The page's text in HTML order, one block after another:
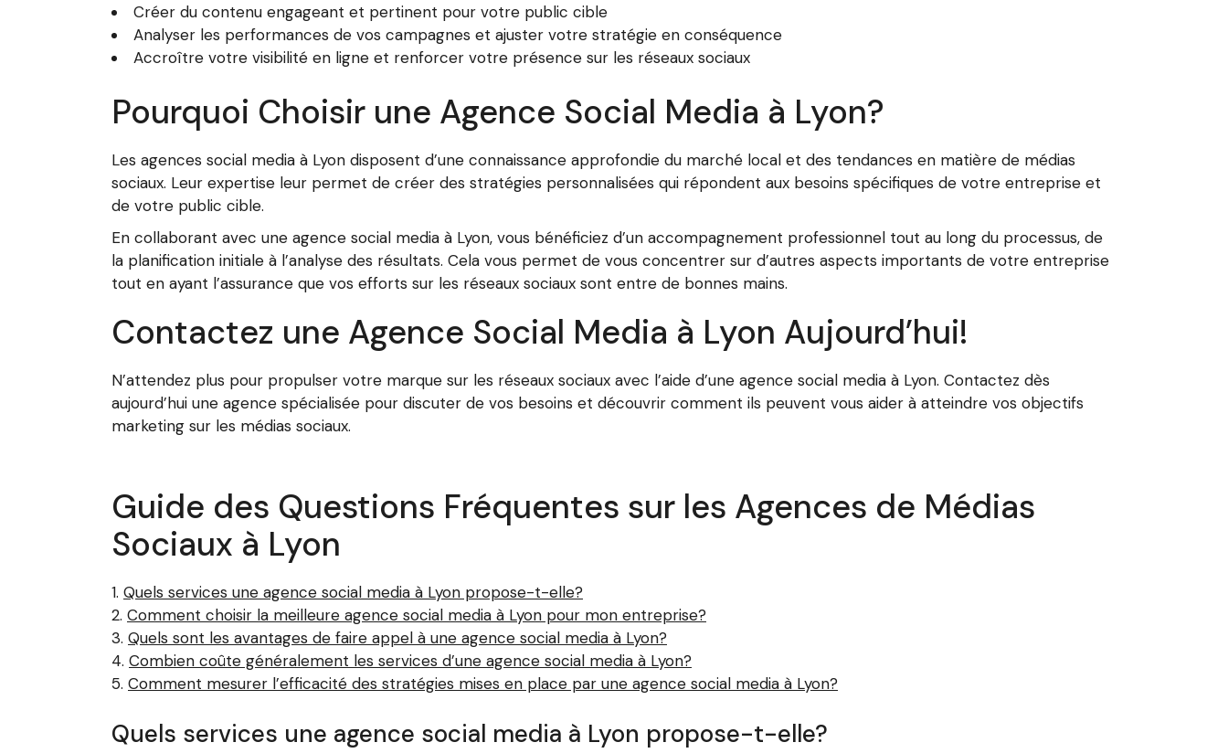
Créer du contenu engageant et pertinent pour votre public cible
Analyser les performances de vos campagnes et ajuster votre stratégie en conséquence
Accroître votre visibilité en ligne et renforcer votre présence sur les réseaux sociaux
Pourquoi Choisir une Agence Social Media à Lyon?
Les agences social media à Lyon disposent d’une connaissance approfondie du marché local et des tendances en matière de médias
sociaux. Leur expertise leur permet de créer des stratégies personnalisées qui répondent aux besoins spécifiques de votre entreprise et
de votre public cible.
En collaborant avec une agence social media à Lyon, vous bénéficiez d’un accompagnement professionnel tout au long du processus, de
la planification initiale à l’analyse des résultats. Cela vous permet de vous concentrer sur d’autres aspects importants de votre entreprise
tout en ayant l’assurance que vos efforts sur les réseaux sociaux sont entre de bonnes mains.
Contactez une Agence Social Media à Lyon Aujourd’hui!
N’attendez plus pour propulser votre marque sur les réseaux sociaux avec l’aide d’une agence social media à Lyon. Contactez dès
aujourd’hui une agence spécialisée pour discuter de vos besoins et découvrir comment ils peuvent vous aider à atteindre vos objectifs
marketing sur les médias sociaux.
Guide des Questions Fréquentes sur les Agences de Médias
Sociaux à Lyon
Quels services une agence social media à Lyon propose-t-elle?
Comment choisir la meilleure agence social media à Lyon pour mon entreprise?
Quels sont les avantages de faire appel à une agence social media à Lyon?
Combien coûte généralement les services d’une agence social media à Lyon?
Comment mesurer l’efficacité des stratégies mises en place par une agence social media à Lyon?
Quels services une agence social media à Lyon propose-t-elle?